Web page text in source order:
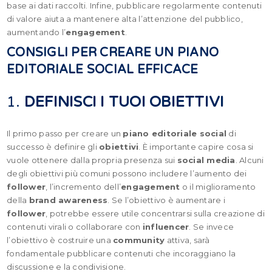
base ai dati raccolti. Infine, pubblicare regolarmente contenuti
di valore aiuta a mantenere alta l’attenzione del pubblico,
aumentando l’engagement
CONSIGLI PER CREARE UN PIANO
EDITORIALE SOCIAL EFFICACE
1. DEFINISCI I TUOI OBIETTIVI
Il primo passo per creare un piano editoriale social di
successo è definire gli obiettivi . È importante capire cosa si
vuole ottenere dalla propria presenza sui social media . Alcuni
degli obiettivi più comuni possono includere l’aumento dei
follower , l’incremento dell’engagement o il miglioramento
della brand awareness . Se l’obiettivo è aumentare i
follower , potrebbe essere utile concentrarsi sulla creazione di
contenuti virali o collaborare con influencer . Se invece
l’obiettivo è costruire una community attiva, sarà
fondamentale pubblicare contenuti che incoraggiano la
discussione e la condivisione.